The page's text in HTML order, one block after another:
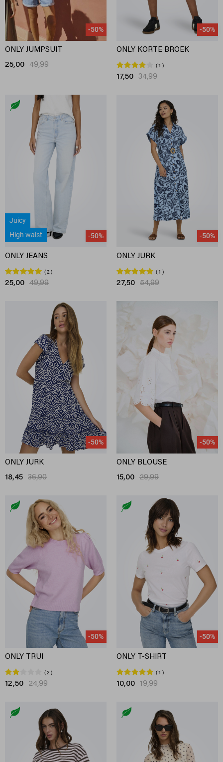
-50%
ONLY JUMPSUIT
25,00 49,99
-50%
ONLY KORTE BROEK
1
17,50 34,99
Juicy
High waist
-50%
ONLY JEANS
2
25,00 49,99
-50%
ONLY JURK
1
27,50 54,99
-50%
ONLY JURK
18,45 36,90
-50%
ONLY BLOUSE
15,00 29,99
-50%
ONLY TRUI
2
12,50 24,99
-50%
ONLY T-SHIRT
1
10,00 19,99